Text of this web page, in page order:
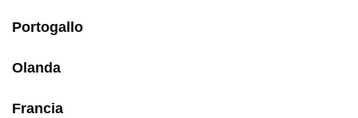
Portogallo
Olanda
Francia